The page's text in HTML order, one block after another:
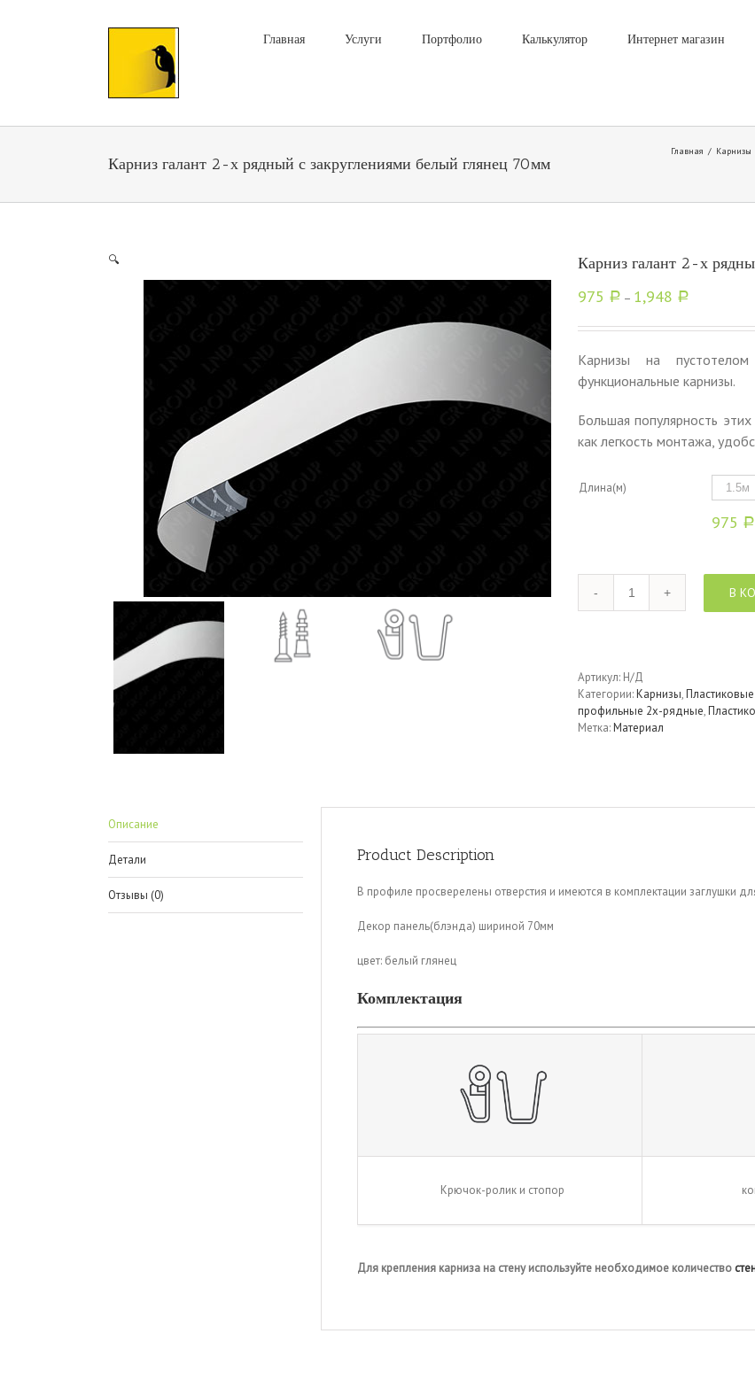
Главная Услуги Портфолио Калькулятор Интернет магазин
Карниз галант 2-х рядный с закруглениями белый глянец 70мм
Главная / Карнизы
🔍 Карниз галант 2-х
975 Р – 1,948 Р
Карнизы на
функциональные карнизы.
Большая популярность
как легкость монтажа,
Длина(м)
975 Р
В
Артикул: Н/Д
Категории:Карнизы,
профильные 2х-рядные,
Метка:Материал
Описание
Детали
Отзывы (0)
Product Description
В профиле просверелены отверстия и имеются в комплектации заглушки
Декор панель(блэнда) шириной 70мм
цвет: белый глянец
Комплектация
Крючок-ролик и стопор
Для крепления карниза на стену используйте необходимое количество